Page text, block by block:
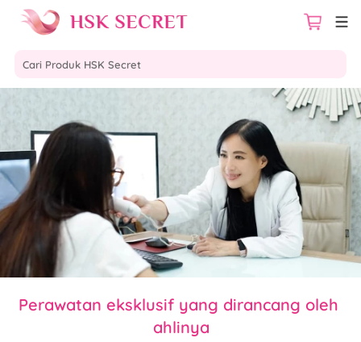
Cari Produk HSK Secret
Perawatan eksklusif yang dirancang oleh
ahlinya